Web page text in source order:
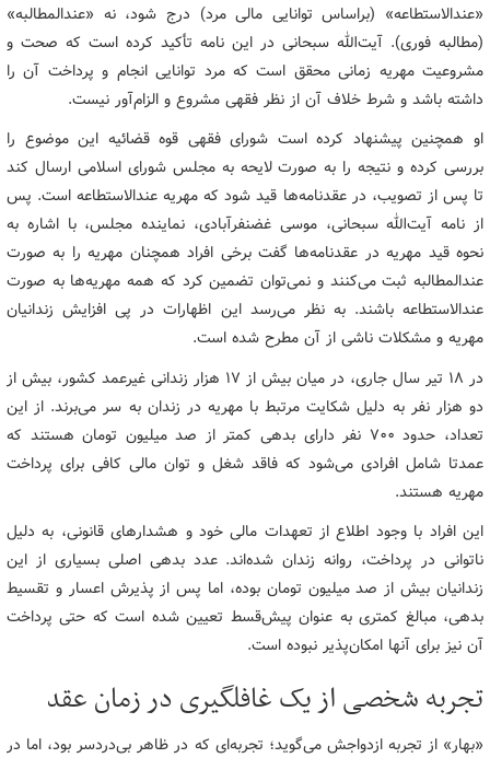
«عندالاستطاعه» (براساس توانایی مالی مرد) درج شود، نه «عندالمطالبه»
(مطالبه فوری). آیت‌الله سبحانی در این نامه تأکید کرده است که صحت و
مشروعیت مهریه زمانی محقق است که مرد توانایی انجام و پرداخت آن را
داشته باشد و شرط خلاف آن از نظر فقهی مشروع و الزام‌آور نیست.
او همچنین پیشنهاد کرده است‌ شورای فقهی قوه قضائیه این موضوع را
بررسی کرده و نتیجه را به‌ صورت لایحه به مجلس شورای اسلامی ارسال کند
تا پس از تصویب، در عقدنامه‌ها قید شود که مهریه عندالاستطاعه است. پس
از نامه آیت‌الله سبحانی، موسی غضنفرآبادی، نماینده مجلس، با اشاره به
نحوه قید مهریه در عقدنامه‌ها گفت‌ برخی افراد همچنان مهریه را به‌ صورت
عندالمطالبه ثبت می‌کنند و نمی‌توان تضمین کرد که همه مهریه‌ها به‌ صورت
عندالاستطاعه باشند. به نظر می‌رسد این اظهارات در پی افزایش زندانیان
مهریه و مشکلات ناشی از آن مطرح شده است.
در ۱۸ تیر سال جاری، در میان بیش از ۱۷ هزار زندانی غیرعمد کشور، بیش از
دو هزار نفر به دلیل شکایت مرتبط با مهریه در زندان به سر می‌برند. از این
تعداد، حدود ۷۰۰ نفر دارای بدهی کمتر از صد میلیون تومان هستند که
عمدتا شامل افرادی می‌شود که فاقد شغل و توان مالی کافی برای پرداخت
مهریه هستند.
این افراد با وجود اطلاع از تعهدات مالی خود و هشدارهای قانونی، به دلیل
ناتوانی در پرداخت، روانه زندان شده‌اند. عدد بدهی اصلی بسیاری از این
زندانیان بیش از صد میلیون تومان بوده، اما پس از پذیرش اعسار و تقسیط
بدهی، مبالغ کمتری به ‌عنوان پیش‌قسط تعیین شده است که حتی پرداخت
آن نیز برای آنها امکان‌پذیر نبوده است.
تجربه شخصی از یک غافلگیری در زمان عقد
«بهار» از تجربه ازدواجش می‌گوید؛ تجربه‌ای که در ظاهر بی‌دردسر بود، اما در